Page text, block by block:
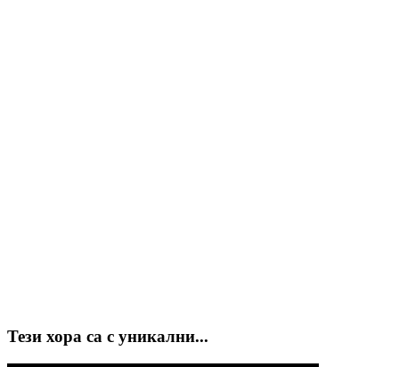
Тези хора са с уникални...